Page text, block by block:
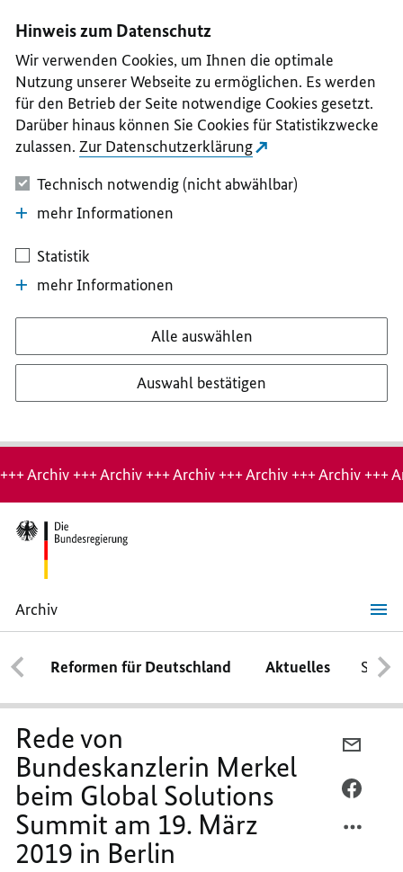
II
III
IV
V
Hinweis zum Datenschutz
Wir verwenden Cookies, um Ihnen die optimale
Nutzung unserer Webseite zu ermöglichen. Es werden
für den Betrieb der Seite notwendige Cookies gesetzt.
Darüber hinaus können Sie Cookies für Statistikzwecke
zulassen. Zur Datenschutzerklärung
Technisch notwendig (nicht abwählbar)
mehr Informationen
Statistik
mehr Informationen
Alle auswählen
Auswahl bestätigen
Hinweis:
Archiv-
Seite
+++ Archiv +++ Archiv +++ Archiv +++ Archiv +++ Archiv +++
Archiv
Rede
von
Bundeskanzlerin
Merkel
beim
Global
Solutions
Summit
am
19.
März
2019
in
Berlin
Reformen für Deutschland Aktuelles
Rede von
Bundeskanzlerin Merkel
beim Global Solutions
Summit am 19. März
2019 in Berlin